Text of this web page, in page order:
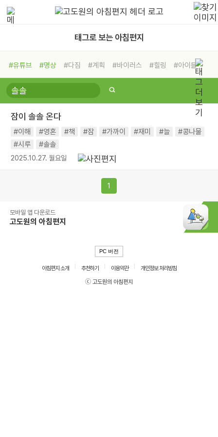
태그로 보는 아침편지
#유튜브 #명상 #다짐 #계획 #바이러스 #힐링
#아이들
#비전캠프
#독서캠프 #삶
#희망
#나눔 #친구 #링컨학교
#독서
#건강 #면역력
잠이 솔솔 온다
#이해 #영혼 #책 #잠 #가까이 #재미 #늘
#콩나물
#시루
#솔솔
2025.10.27. 월요일
1
모바일 앱 다운로드
고도원의 아침편지
PC 버전
아침편지 소개 추천하기 이용약관
개인정보 처리방침
ⓒ 고도원의 아침편지